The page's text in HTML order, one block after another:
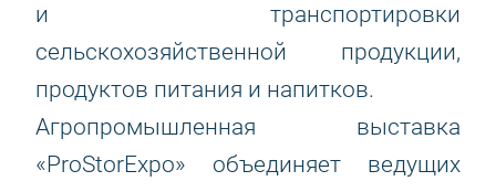
и транспортировки
сельскохозяйственной продукции,
продуктов питания и напитков.
Агропромышленная выставка
«ProStorExpo» объединяет ведущих